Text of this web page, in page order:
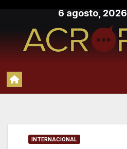
contenido
6 agosto, 2026
INTERNACIONAL